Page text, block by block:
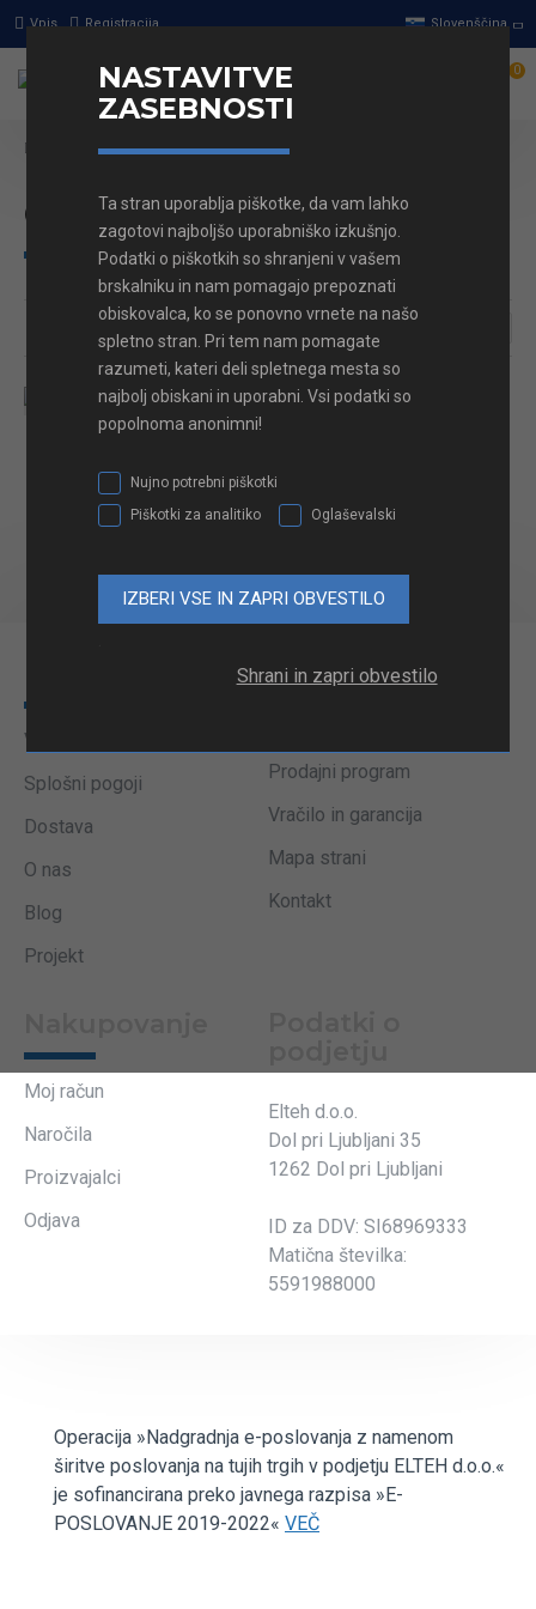
Vpis Registracija Slovenščina
0
Stikala in vtičnice Podometna montaža
Osvetlitev tipk
LED sijalka
V KOŠARICO
Varnost in zasebnost
Splošni pogoji
Dostava
O nas
Blog
Projekt
Uporabne
Prodajni program
Vračilo in garancija
Mapa strani
Kontakt
Moj račun
Naročila
Proizvajalci
Odjava
Elteh d.o.o.
Dol pri Ljubljani 35
1262 Dol pri Ljubljani
ID za DDV: SI68969333
Matična številka:
5591988000
Operacija »Nadgradnja e-poslovanja z namenom
širitve poslovanja na tujih trgih v podjetju ELTEH d.o.o.«
je sofinancirana preko javnega razpisa »E-
POSLOVANJE 2019-2022« VEČ
NASTAVITVE
ZASEBNOSTI
Ta stran uporablja piškotke, da vam lahko
zagotovi najboljšo uporabniško izkušnjo.
Podatki o piškotkih so shranjeni v vašem
brskalniku in nam pomagajo prepoznati
obiskovalca, ko se ponovno vrnete na našo
spletno stran. Pri tem nam pomagate
razumeti, kateri deli spletnega mesta so
najbolj obiskani in uporabni. Vsi podatki so
popolnoma anonimni!
Nujno potrebni piškotki
Piškotki za analitiko
Oglaševalski
Shrani in zapri obvestilo